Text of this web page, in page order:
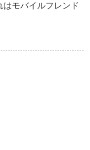
モバイルフレンド